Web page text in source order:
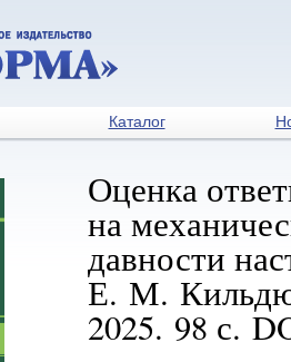
Каталог
Оценка
на
давности
Е. М.
2025. 98 с.